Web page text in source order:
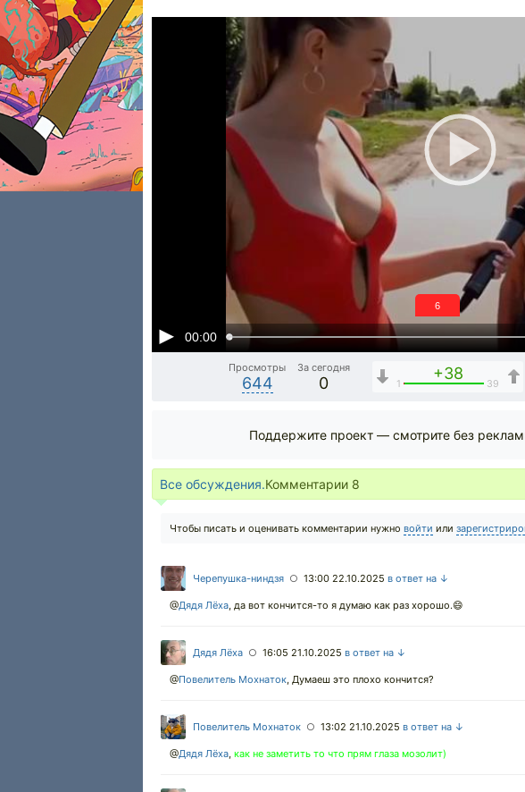
00:00
6
Просмотры
644
За сегодня
0
+38
1 39
Поддержите проект — смотрите без
Все обсуждения.Комментарии 8
Чтобы писать и оценивать комментарии нужно войти или
Черепушка-ниндзя ○ 13:00 22.10.2025 в ответ на ↓
@Дядя Лёха, да вот кончится-то я думаю как раз хорошо.😄
Дядя Лёха ○ 16:05 21.10.2025 в ответ на ↓
@Повелитель Мохнаток, Думаеш это плохо кончится?
Повелитель Мохнаток ○ 13:02 21.10.2025 в ответ на ↓
@Дядя Лёха, как не заметить то что прям глаза мозолит)